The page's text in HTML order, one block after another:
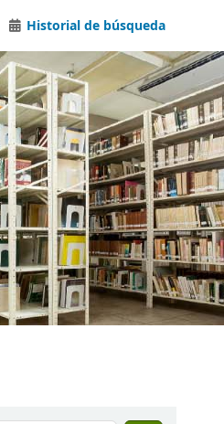
Historial de búsqueda